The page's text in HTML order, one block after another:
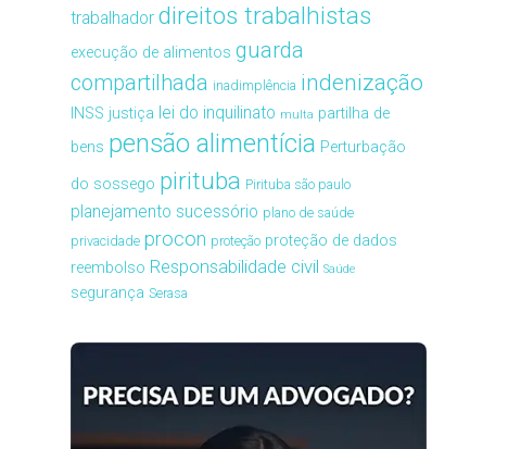
trabalhador direitos trabalhistas
execução de alimentos guarda
compartilhada inadimplência indenização
INSS justiça lei do inquilinato multa partilha de
bens pensão alimentícia Perturbação
do sossego pirituba Pirituba são paulo
planejamento sucessório plano de saúde
privacidade procon proteção proteção de dados
reembolso Responsabilidade civil Saúde
segurança Serasa